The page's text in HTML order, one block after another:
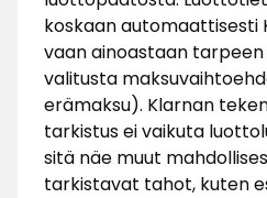
koskaan automaattisesti
vaan ainoastaan
valitusta
erämaksu). Klarnan
tarkistus ei vaikuta
sitä näe muut
tarkistavat tahot, kuten